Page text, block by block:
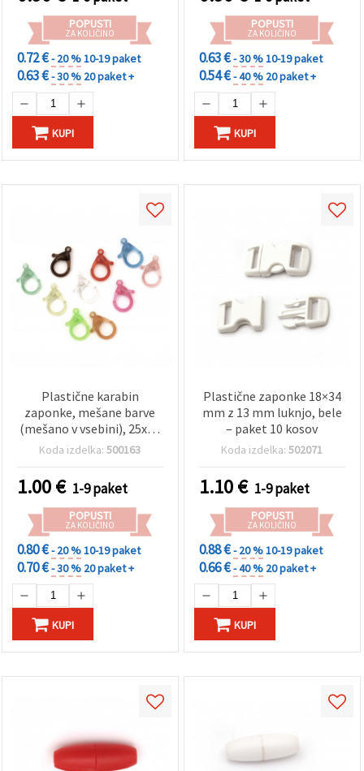
POPUSTI
ZA KOLIČINO
0.72 €- 20 %10-19 paket
0.63 €- 30 % 20 paket +
KUPI
POPUSTI
ZA KOLIČINO
0.63 €- 30 %10-19 paket
0.54 €- 40 % 20 paket +
KUPI
Plastične karabin
zaponke, mešane barve
(mešano v vsebini), 25x15
mm, luknja 2 mm, za
ustvarjanje, komplet 10
kosov
Koda izdelka:500163
1.00€ 1-9 paket
POPUSTI
ZA KOLIČINO
0.80 €- 20 %10-19 paket
0.70 €- 30 % 20 paket +
KUPI
Plastične zaponke 18×34
mm z 13 mm luknjo, bele
– paket 10 kosov
Koda izdelka:502071
1.10€ 1-9 paket
POPUSTI
ZA KOLIČINO
0.88 €- 20 %10-19 paket
0.66 €- 40 % 20 paket +
KUPI